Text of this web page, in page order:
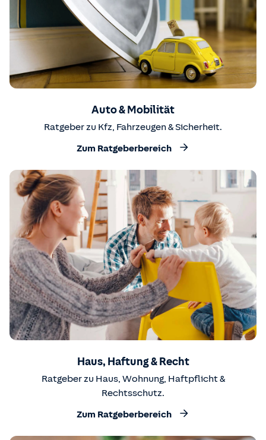
Auto & Mobilität
Ratgeber zu Kfz, Fahrzeugen & Sicherheit.
Zum Ratgeberbereich
Haus, Haftung & Recht
Ratgeber zu Haus, Wohnung, Haftpflicht &
Rechtsschutz.
Zum Ratgeberbereich